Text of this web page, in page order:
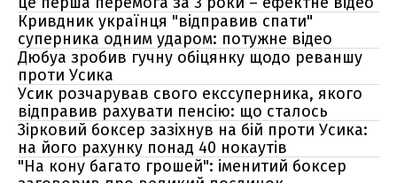
Кривдник українця "відправив спати"
суперника одним ударом: потужне відео
Дюбуа зробив гучну обіцянку щодо реваншу
проти Усика
Усик розчарував свого екссуперника, якого
відправив рахувати пенсію: що сталось
Зірковий боксер зазіхнув на бій проти Усика:
на його рахунку понад 40 нокаутів
"На кону багато грошей": іменитий боксер